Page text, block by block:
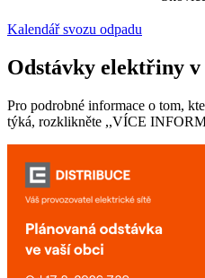
Kalendář svozu odpadu
Odstávky elektřiny v
Pro podrobné informace o tom,
týká, rozklikněte ,,VÍCE